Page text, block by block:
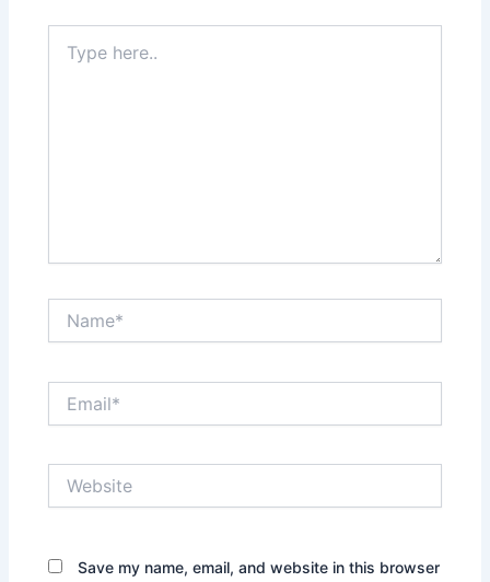
here..
Save my name, email, and website in this browser